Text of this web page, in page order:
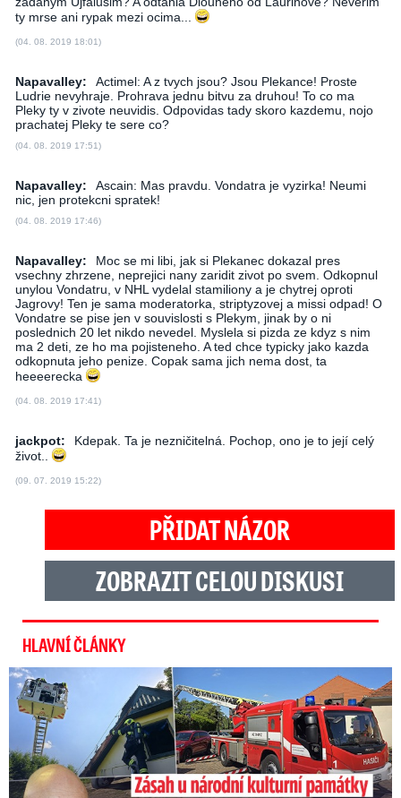
ty mrse ani rypak mezi ocima...
(04. 08. 2019 18:01)
Napavalley:
Actimel: A z tvych jsou? Jsou Plekance! Proste
Ludrie nevyhraje. Prohrava jednu bitvu za druhou! To co ma
Pleky ty v zivote neuvidis. Odpovidas tady skoro kazdemu, nojo
prachatej Pleky te sere co?
(04. 08. 2019 17:51)
Napavalley:
Ascain: Mas pravdu. Vondatra je vyzirka! Neumi
nic, jen protekcni spratek!
(04. 08. 2019 17:46)
Napavalley:
Moc se mi libi, jak si Plekanec dokazal pres
vsechny zhrzene, neprejici nany zaridit zivot po svem. Odkopnul
unylou Vondatru, v NHL vydelal stamiliony a je chytrej oproti
Jagrovy! Ten je sama moderatorka, striptyzovej a missi odpad! O
Vondatre se pise jen v souvislosti s Plekym, jinak by o ni
poslednich 20 let nikdo nevedel. Myslela si pizda ze kdyz s nim
ma 2 deti, ze ho ma pojisteneho. A ted chce typicky jako kazda
odkopnuta jeho penize. Copak sama jich nema dost, ta
heeeerecka
(04. 08. 2019 17:41)
jackpot:
Kdepak. Ta je nezničitelná. Pochop, ono je to její celý
život..
(09. 07. 2019 15:22)
PŘIDAT NÁZOR
ZOBRAZIT CELOU DISKUSI
HLAVNÍ ČLÁNKY
U Daniela Landy hořelo! Hasiči kroutí hlavou